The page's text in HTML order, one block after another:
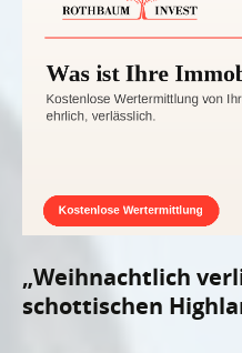
„Weihnachtlich
schottischen